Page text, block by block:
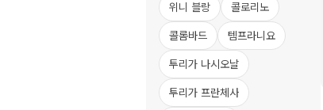
위니 블랑 콜로리노
콜롬바드 템프라니요
투리가 나시오날
투리가 프란체사